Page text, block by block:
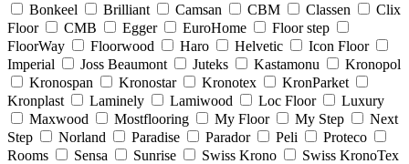
Bonkeel
Brilliant Camsan CBM Classen
Clix
Floor
CMB Egger EuroHome
Floor step
FloorWay
Floorwood Haro Helvetic
Icon Floor
Imperial
Joss Beaumont Juteks Kastamonu
Kronopol
Kronospan
Kronostar Kronotex
KronParket
Kronplast
Laminely Lamiwood Loc Floor
Luxury
Maxwood
Mostflooring My Floor My Step
Next
Step
Norland Paradise Parador Peli
Proteco
Rooms
Sensa Sunrise Swiss Krono
Swiss KronoTex